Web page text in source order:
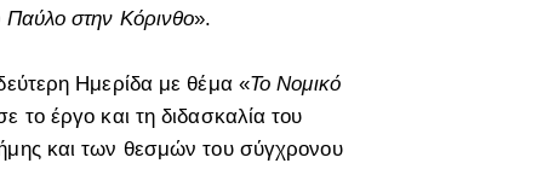
στην Κόρινθο».
Ημερίδα με θέμα «Το Νομικό
το έργο και τη διδασκαλία του
και των θεσμών του σύγχρονου